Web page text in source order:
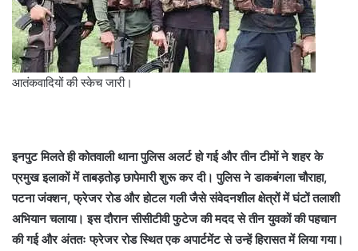
आतंकवादियों की स्केच जारी।
इनपुट मिलते ही कोतवाली थाना पुलिस अलर्ट हो गई और तीन टीमों ने शहर के
प्रमुख इलाकों में ताबड़तोड़ छापेमारी शुरू कर दी। पुलिस ने डाकबंगला चौराहा,
पटना जंक्शन, फ्रेजर रोड और होटल गली जैसे संवेदनशील क्षेत्रों में घंटों तलाशी
अभियान चलाया। इस दौरान सीसीटीवी फुटेज की मदद से तीन युवकों की पहचान
की गई और अंततः फ्रेजर रोड स्थित एक अपार्टमेंट से उन्हें हिरासत में लिया गया।